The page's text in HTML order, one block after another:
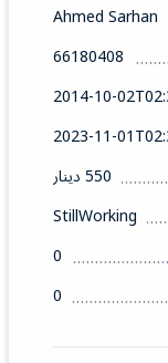
Ahmed Sarhan
66180408
2014-10-
2023-11-
550 دينار
StillWorking
0
0